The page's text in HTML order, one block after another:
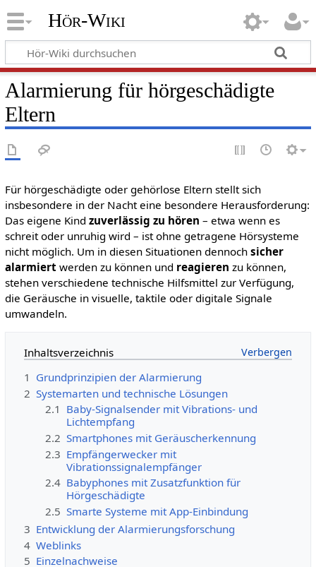
Hör-Wiki
Alarmierung für hörgeschädigte
Eltern
Für hörgeschädigte oder gehörlose Eltern stellt sich
insbesondere in der Nacht eine besondere Herausforderung:
Das eigene Kind zuverlässig zu hören – etwa wenn es
schreit oder unruhig wird – ist ohne getragene Hörsysteme
nicht möglich. Um in diesen Situationen dennoch sicher
alarmiertwerden zu können und reagieren zu können,
stehen verschiedene technische Hilfsmittel zur Verfügung,
die Geräusche in visuelle, taktile oder digitale Signale
umwandeln.
Inhaltsverzeichnis
1 Grundprinzipien der Alarmierung
2 Systemarten und technische Lösungen
2.1 Baby-Signalsender mit Vibrations- und
Lichtempfang
2.2 Smartphones mit Geräuscherkennung
2.3 Empfängerwecker mit
Vibrationssignalempfänger
2.4 Babyphones mit Zusatzfunktion für
Hörgeschädigte
2.5 Smarte Systeme mit App-Einbindung
3 Entwicklung der Alarmierungsforschung
4 Weblinks
5 Einzelnachweise